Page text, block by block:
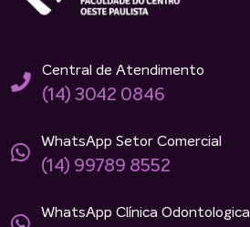
Central de Atendimento
(14) 3042 0846
WhatsApp Setor Comercial
(14) 99789 8552
WhatsApp Clínica Odontologica